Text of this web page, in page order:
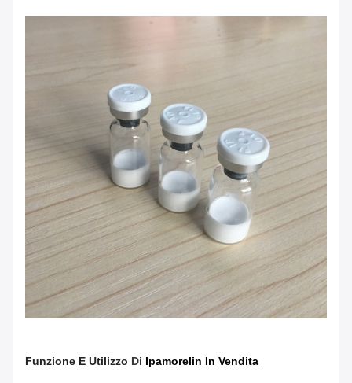
Funzione E Utilizzo Di Ipamorelin In Vendita